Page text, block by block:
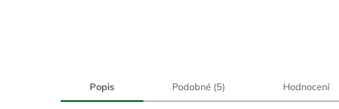
Popis Podobné (5) Hodnocení